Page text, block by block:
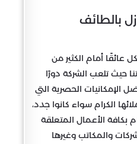
بالطائف
عائقًا أمام الكثير من
حيث تلعب الشركة دورًا
الإمكانيات الحصرية التي
الكرام سواء كانوا جدد،
بكافة الأعمال المتعلقة
والمكاتب وغيرها